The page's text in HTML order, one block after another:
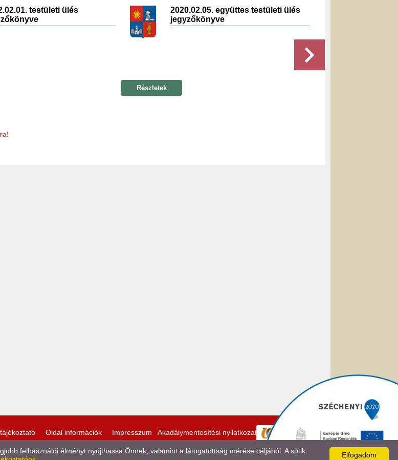
testületi ülés
2020.02.05. együttes testületi ülés
jegyzőkönyve
Részletek
Oldal információk Impresszum Akadálymentesítési nyilatkozat
Elfogadom
felhasználói élményt nyújthassa Önnek, valamint a látogatottság mérése céljából. A sütik